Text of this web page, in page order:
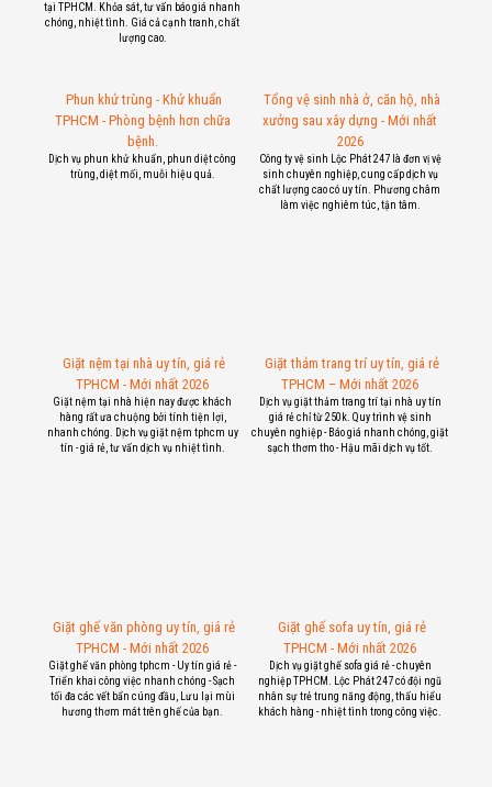
tại TPHCM. Khỏa sát, tư vấn báo giá nhanh
chóng, nhiệt tình. Giá cả cạnh tranh, chất
lượng cao.
Phun khử trùng - Khử khuẩn
TPHCM - Phòng bệnh hơn chữa
bệnh.
Dịch vụ phun khử khuẩn, phun diệt công
trùng, diệt mối, muỗi hiệu quả.
Tổng vệ sinh nhà ở, căn hộ, nhà
xưởng sau xây dựng - Mới nhất
2026
Công ty vệ sinh Lộc Phát 247 là đơn vị vệ
sinh chuyên nghiệp, cung cấp dịch vụ
chất lượng cao có uy tín. Phương châm
làm việc nghiêm túc, tận tâm.
Giặt nệm tại nhà uy tín, giá rẻ
TPHCM - Mới nhất 2026
Giặt nệm tại nhà hiện nay được khách
hàng rất ưa chuộng bởi tính tiện lợi,
nhanh chóng. Dịch vụ giặt nệm tphcm uy
tín - giá rẻ, tư vấn dịch vụ nhiệt tình.
Giặt thảm trang trí uy tín, giá rẻ
TPHCM – Mới nhất 2026
Dịch vụ giặt thảm trang trí tại nhà uy tín
giá rẻ chỉ từ 250k. Quy trình vệ sinh
chuyên nghiệp - Báo giá nhanh chóng, giặt
sạch thơm tho - Hậu mãi dịch vụ tốt.
Giặt ghế văn phòng uy tín, giá rẻ
TPHCM - Mới nhất 2026
Giặt ghế văn phòng tphcm - Uy tín giá rẻ -
Triển khai công việc nhanh chóng - Sạch
tối đa các vết bẩn cúng đầu, Lưu lại mùi
hương thơm mát trên ghế của bạn.
Giặt ghế sofa uy tín, giá rẻ
TPHCM - Mới nhất 2026
Dịch vụ giặt ghế sofa giá rẻ - chuyên
nghiệp TPHCM. Lộc Phát 247 có đội ngũ
nhân sự trẻ trung năng động, thấu hiểu
khách hàng - nhiệt tình trong công việc.